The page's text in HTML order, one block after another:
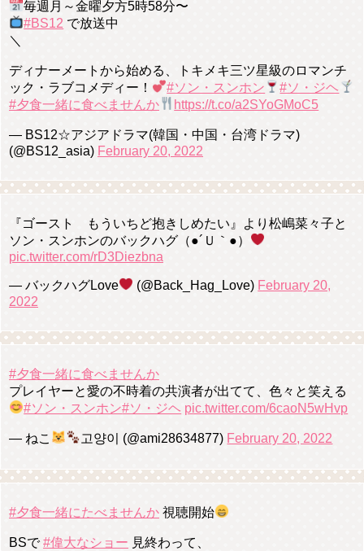
毎週月～金曜夕方5時58分〜
#BS12 で放送中
＼
ディナーメートから始める、トキメキ三ツ星級のロマンチ
ック・ラブコメディー！
#ソン・スンホン
#ソ・ジヘ
#夕食一緒に食べませんか
https://t.co/a2SYoGMoC5
— BS12☆アジアドラマ(韓国・中国・台湾ドラマ)
(@BS12_asia) February 20, 2022
『ゴースト もういちど抱きしめたい』より松嶋菜々子と
ソン・スンホンのバックハグ（●´Ｕ｀●）
pic.twitter.com/rD3Diezbna
— バックハグLove (@Back_Hag_Love) February 20,
2022
#夕食一緒に食べませんか
プレイヤーと愛の不時着の共演者が出てて、色々と笑える
#ソン・スンホン#ソ・ジヘ pic.twitter.com/6caoN5wHvp
— ねこ 고양이 (@ami28634877) February 20, 2022
#夕食一緒にたべませんか 視聴開始
BSで#偉大なショー 見終わって、